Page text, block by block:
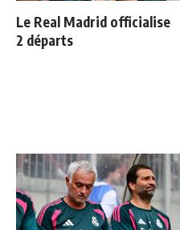
Le Real Madrid officialise
2 départs